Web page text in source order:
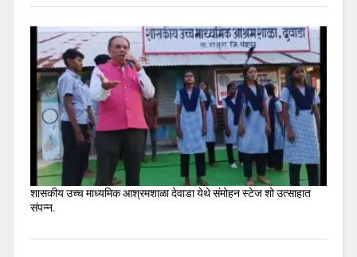
शासकीय उच्च माध्यमिक आश्रमशाळा देवाडा येथे संमोहन स्टेज शो उत्साहात
संपन्न.